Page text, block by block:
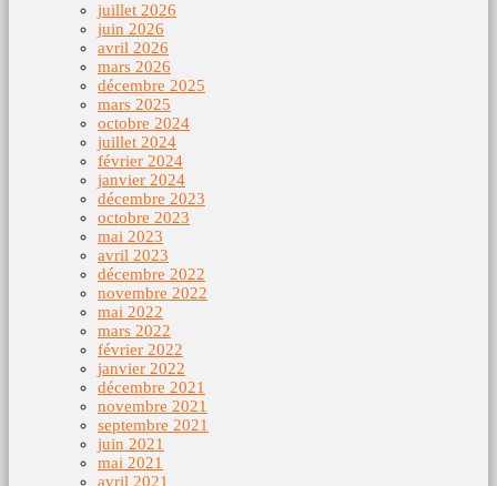
juillet 2026
juin 2026
avril 2026
mars 2026
décembre 2025
mars 2025
octobre 2024
juillet 2024
février 2024
janvier 2024
décembre 2023
octobre 2023
mai 2023
avril 2023
décembre 2022
novembre 2022
mai 2022
mars 2022
février 2022
janvier 2022
décembre 2021
novembre 2021
septembre 2021
juin 2021
mai 2021
avril 2021